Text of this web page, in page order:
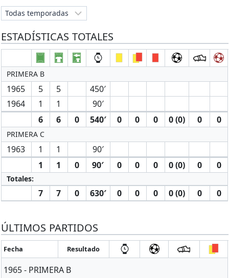
ESTADÍSTICAS TOTALES
PRIMERA B
1965 5 5
450′
1964
1 1
90′
6
6 0 540′ 0 0 0 0 (0) 0 0
PRIMERA C
1963 1 1
90′
1
1 0 90′ 0 0 0 0 (0) 0 0
Totales:
7 7 0 630′ 0 0 0 0 (0) 0 0
ÚLTIMOS PARTIDOS
Fecha Resultado
1965 - PRIMERA B